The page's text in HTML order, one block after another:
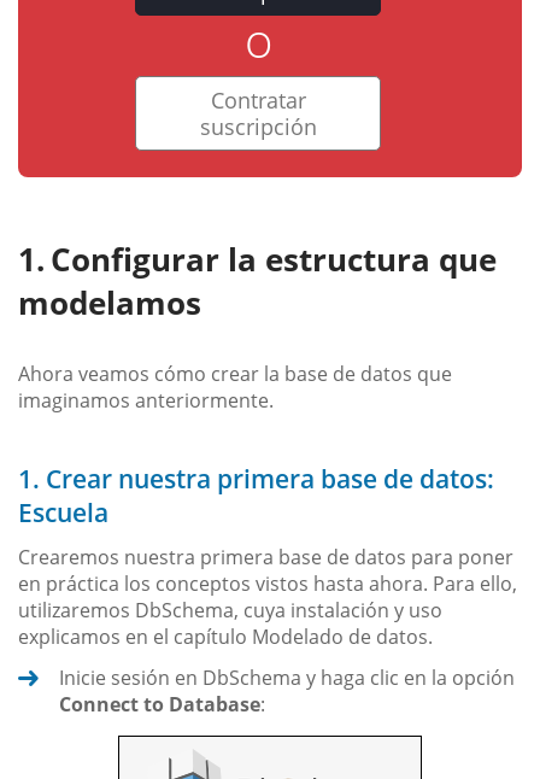
o
Contratar
suscripción
Configurar la estructura que
modelamos
Ahora veamos cómo crear la base de datos que
imaginamos anteriormente.
1. Crear nuestra primera base de datos:
Escuela
Crearemos nuestra primera base de datos para poner
en práctica los conceptos vistos hasta ahora. Para ello,
utilizaremos DbSchema, cuya instalación y uso
explicamos en el capítulo Modelado de datos.
Inicie sesión en DbSchema y haga clic en la opción
Connect to Database: